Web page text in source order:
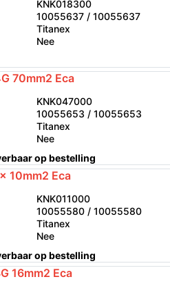
KNK018300
10055637 / 10055637
Titanex
Nee
70mm2 Eca
KNK047000
10055653 / 10055653
Titanex
Nee
op bestelling
10mm2 Eca
KNK011000
10055580 / 10055580
Titanex
Nee
op bestelling
16mm2 Eca